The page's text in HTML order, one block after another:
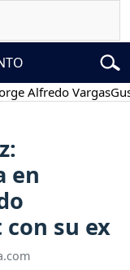
Alfredo Vargas
en
su ex